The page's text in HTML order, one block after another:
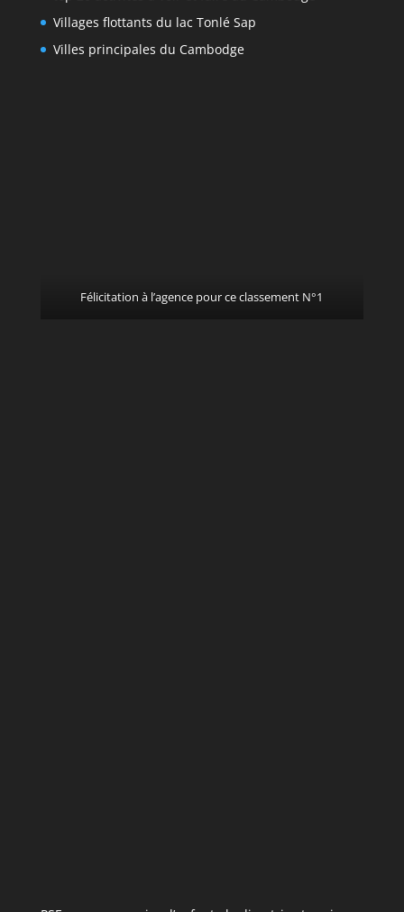
Villages flottants du lac Tonlé Sap
Villes principales du Cambodge
Félicitation à l’agence pour ce classement N°1